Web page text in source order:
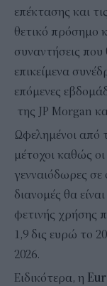
επέκτασης και
θετικό πρόσημο
συναντήσεις που
επικείμενα
επόμενες
της JP Morgan
Ωφελημένοι από
μέτοχοι καθώς
γενναιόδωρες
διανομές θα
φετινής χρήσης
1,9 δις ευρώ το
2026.
Ειδικότερα, η